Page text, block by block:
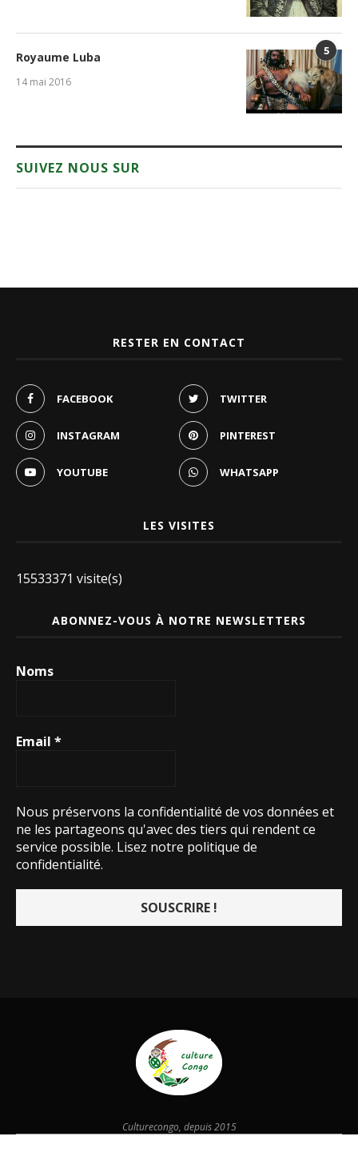
5
Royaume Luba
14 mai 2016
SUIVEZ NOUS SUR
RESTER EN CONTACT
FACEBOOK TWITTER
INSTAGRAM PINTEREST
YOUTUBE WHATSAPP
LES VISITES
15533371 visite(s)
ABONNEZ-VOUS À NOTRE NEWSLETTERS
Noms
Email *
Nous préservons la confidentialité de vos données et
ne les partageons qu'avec des tiers qui rendent ce
service possible. Lisez notre politique de
confidentialité.
Culturecongo, depuis 2015